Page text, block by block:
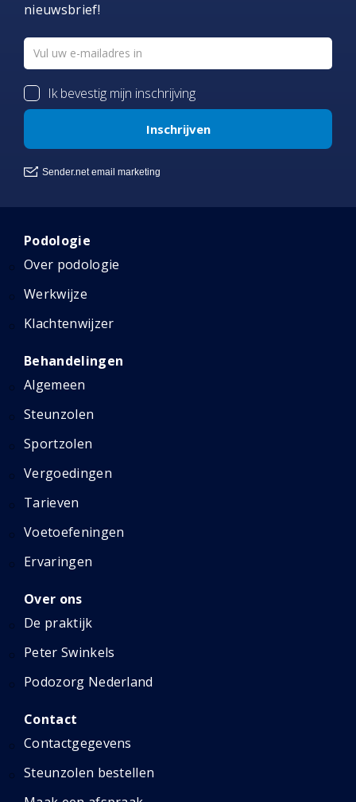
nieuwsbrief!
Podologie
Over podologie
Werkwijze
Klachtenwijzer
Behandelingen
Algemeen
Steunzolen
Sportzolen
Vergoedingen
Tarieven
Voetoefeningen
Ervaringen
Over ons
De praktijk
Peter Swinkels
Podozorg Nederland
Contact
Contactgegevens
Steunzolen bestellen